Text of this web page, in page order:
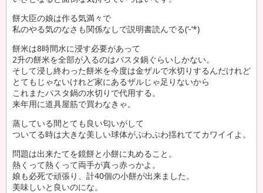
餅大臣の娘は作る気満々で
私のやる気のなさも関係なしで説明書読んでる(‘-‘*)
餅米は8時間水に浸す必要があって
2升の餅米を全部が入るのはパスタ鍋ぐらいしかない。
そして浸し終わった餅米を今度は金ザルで水切りするんだけれど
とてもじゃないけれど家にあるザルじゃ足りないから
これまたパスタ鍋の水切りで代用する。
来年用に道具屋筋で買わなきゃ。
蒸している間とても良い匂いがして
ついてる時は大きな美しい球体がぷわぷわ揺れててカワイイよ。
問題は出来たてを鏡餅と小餅に丸めること。
熱くって熱くって両手が真っ赤っかよ。
娘も必死で頑張り、計40個の小餅が出来ました。
美味しいと良いのにな。